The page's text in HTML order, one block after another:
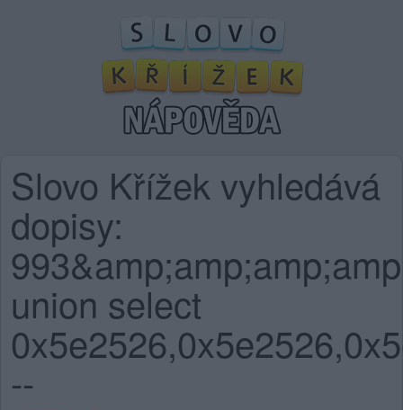
Slovo Křížek vyhledává
dopisy:
union select
--